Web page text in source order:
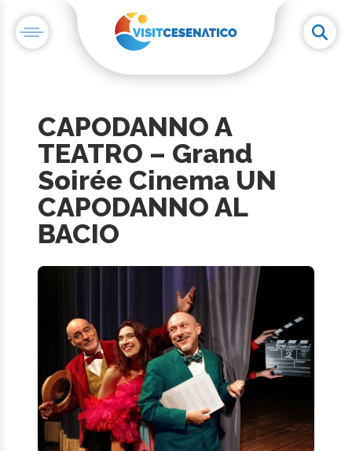
CAPODANNO A
TEATRO – Grand
Soirée Cinema UN
CAPODANNO AL
BACIO